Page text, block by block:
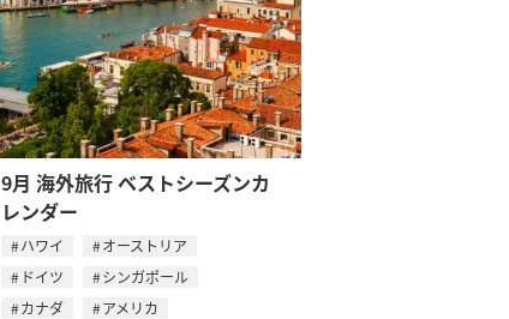
9月 海外旅行 ベストシーズンカ
レンダー
ハワイ
オーストリア
ドイツ
シンガポール
カナダ
アメリカ